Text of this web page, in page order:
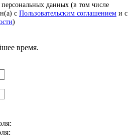
персональных данных (в том числе
с Пользовательским соглашением и с
)
время.